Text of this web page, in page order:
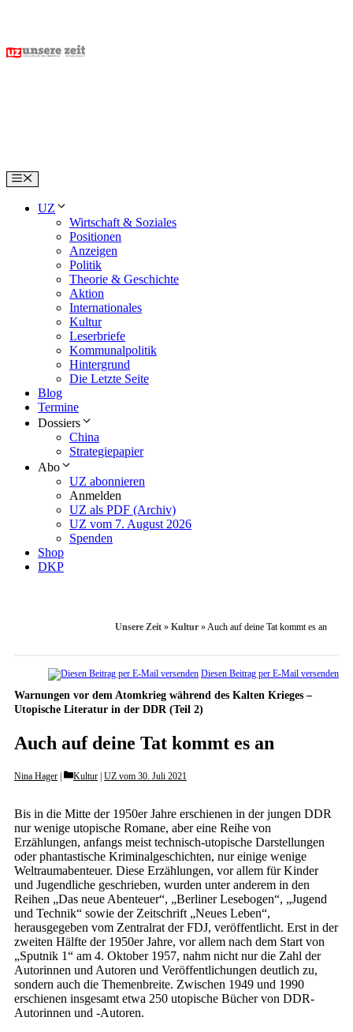
content
Menu
UZ
Wirtschaft & Soziales
Positionen
Anzeigen
Politik
Theorie & Geschichte
Aktion
Internationales
Kultur
Leserbriefe
Kommunalpolitik
Hintergrund
Die Letzte Seite
Blog
Termine
Dossiers
China
Strategiepapier
Abo
UZ abonnieren
Anmelden
UZ als PDF (Archiv)
UZ vom 7. August 2026
Spenden
Shop
DKP
Unsere Zeit » Kultur »Auch auf deine Tat kommt es an
Diesen Beitrag per E-Mail versenden
Warnungen vor dem Atomkrieg während des Kalten Krieges –
Utopische Literatur in der DDR (Teil 2)
Auch auf deine Tat kommt es an
Nina Hager Categories
Kultur UZ vom 30. Juli 2021
Bis in die Mitte der 1950er Jahre erschienen in der jungen DDR
nur wenige utopische Romane, aber eine Reihe von
Erzählungen, anfangs meist technisch-utopische Darstellungen
oder phantastische Kriminalgeschichten, nur einige wenige
Weltraumabenteuer. Diese Erzählungen, vor allem für Kinder
und Jugendliche geschrieben, wurden unter anderem in den
Reihen „Das neue Abenteuer“, „Berliner Lesebogen“, „Jugend
und Technik“ sowie der Zeitschrift „Neues Leben“,
herausgegeben vom Zentralrat der FDJ, veröffentlicht. Erst in der
zweiten Hälfte der 1950er Jahre, vor allem nach dem Start von
„Sputnik 1“ am 4. Oktober 1957, nahm nicht nur die Zahl der
Autorinnen und Autoren und Veröffentlichungen deutlich zu,
sondern auch die Themenbreite. Zwischen 1949 und 1990
erschienen insgesamt etwa 250 utopische Bücher von DDR-
Autorinnen und -Autoren.